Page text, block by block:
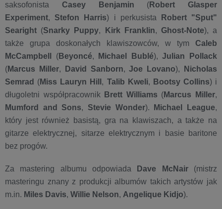
saksofonista Casey Benjamin (Robert Glasper
Experiment, Stefon Harris) i perkusista Robert "Sput"
Searight (Snarky Puppy, Kirk Franklin, Ghost-Note), a
także grupa doskonałych klawiszowców, w tym Caleb
McCampbell (Beyoncé, Michael Bublé),Julian Pollack
(Marcus Miller, David Sanborn,Joe Lovano),
Nicholas
Semrad (Miss Lauryn Hill , Talib Kweli, Bootsy Collins) i
długoletni współpracownik Brett Williams (Marcus Miller,
Mumford
and Sons, Stevie Wonder). Michael League,
który jest również basistą, gra na klawiszach, a także na
gitarze elektrycznej, sitarze elektrycznym i basie baritone
bez progów.
Za mastering albumu odpowiada Dave McNair(mistrz
masteringu znany z produkcji albumów takich artystów jak
m.in. Miles Davis, Willie Nelson, Angelique Kidjo).